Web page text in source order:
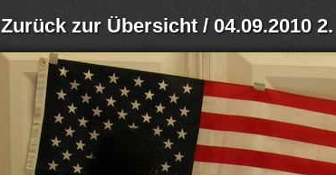
Zurück zur Übersicht/ 04.09.2010